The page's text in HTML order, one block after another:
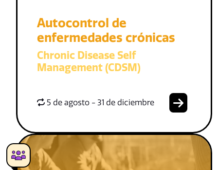
Autocontrol de
enfermedades crónicas
Chronic Disease Self
Management (CDSM)
5 de agosto - 31 de diciembre